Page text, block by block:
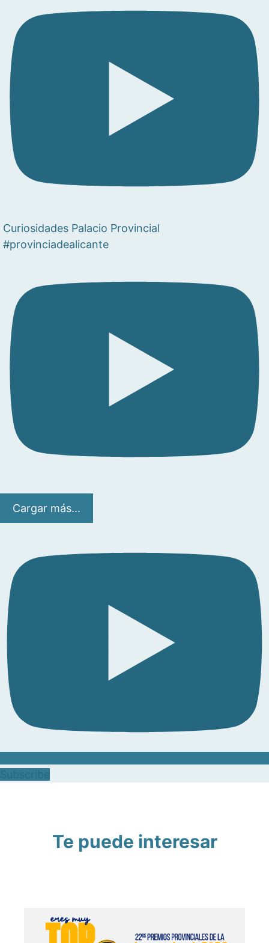
Curiosidades Palacio Provincial
#provinciadealicante
Cargar más...
Te puede interesar